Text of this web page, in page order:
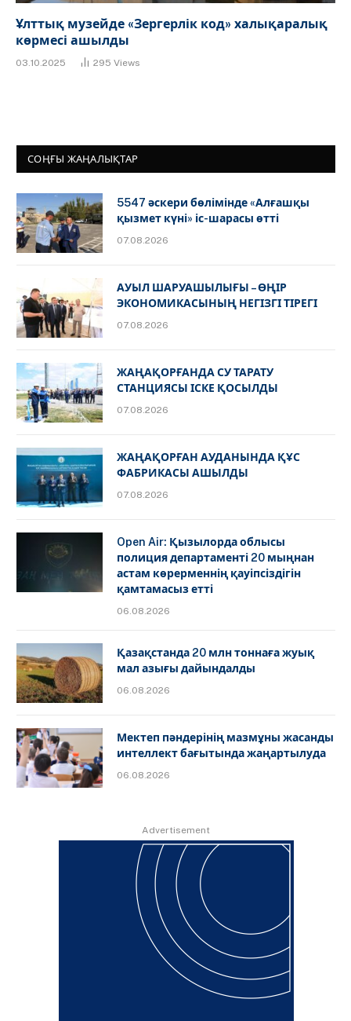
Ұлттық музейде «Зергерлік код» халықаралық
көрмесі ашылды
03.10.2025 295 Views
СОҢҒЫ ЖАҢАЛЫҚТАР
5547 әскери бөлімінде «Алғашқы
қызмет күні» іс-шарасы өтті
07.08.2026
АУЫЛ ШАРУАШЫЛЫҒЫ – ӨҢІР
ЭКОНОМИКАСЫНЫҢ НЕГІЗГІ ТІРЕГІ
07.08.2026
ЖАҢАҚОРҒАНДА СУ ТАРАТУ
СТАНЦИЯСЫ ІСКЕ ҚОСЫЛДЫ
07.08.2026
ЖАҢАҚОРҒАН АУДАНЫНДА ҚҰС
ФАБРИКАСЫ АШЫЛДЫ
07.08.2026
Open Air: Қызылорда облысы
полиция департаменті 20 мыңнан
астам көрерменнің қауіпсіздігін
қамтамасыз етті
06.08.2026
Қазақстанда 20 млн тоннаға жуық
мал азығы дайындалды
06.08.2026
Мектеп пәндерінің мазмұны жасанды
интеллект бағытында жаңартылуда
06.08.2026
Advertisement